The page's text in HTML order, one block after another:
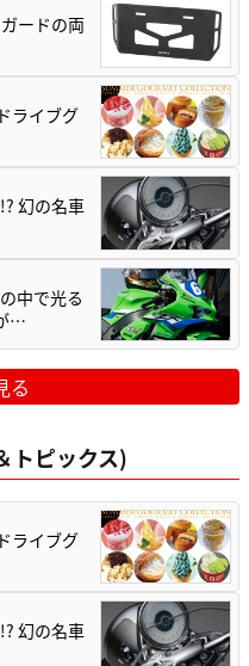
ードの両
ライブグ
幻の名車
中で光る
…
る
トピックス)
ライブグ
幻の名車